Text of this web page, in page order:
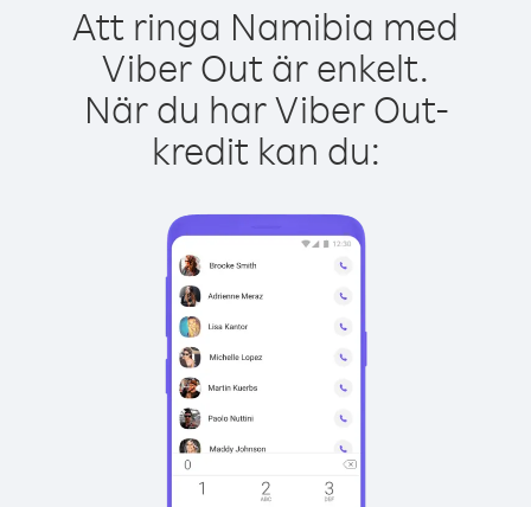
Att ringa Namibia med
Viber Out är enkelt.
När du har Viber Out-
kredit kan du: